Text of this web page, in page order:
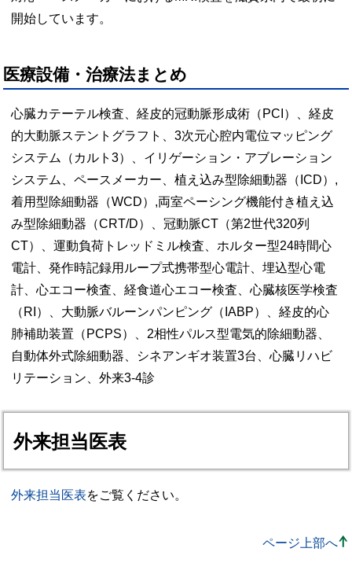
開始しています。
医療設備・治療法まとめ
心臓カテーテル検査、経皮的冠動脈形成術（PCI）、経皮
的大動脈ステントグラフト、3次元心腔内電位マッピング
システム（カルト3）、イリゲーション・アブレーション
システム、ペースメーカー、植え込み型除細動器（ICD）,
着用型除細動器（WCD）,両室ペーシング機能付き植え込
み型除細動器（CRT/D）、冠動脈CT（第2世代320列
CT）、運動負荷トレッドミル検査、ホルター型24時間心
電計、発作時記録用ループ式携帯型心電計、埋込型心電
計、心エコー検査、経食道心エコー検査、心臓核医学検査
（RI）、大動脈バルーンパンピング（IABP）、経皮的心
肺補助装置（PCPS）、2相性パルス型電気的除細動器、
自動体外式除細動器、シネアンギオ装置3台、心臓リハビ
リテーション、外来3-4診
外来担当医表
外来担当医表をご覧ください。
ページ上部へ